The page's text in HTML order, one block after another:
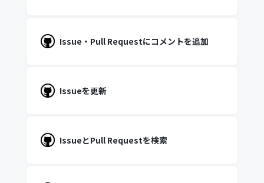
Issue・Pull Requestにコメントを追加
Issueを更新
IssueとPull Requestを検索